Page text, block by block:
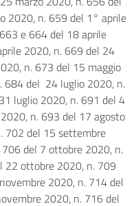
2020, n. 659 del 1° aprile
e 664 del 18 aprile
2020, n. 669 del 24
n. 673 del 15 maggio
684 del 24 luglio 2020, n.
luglio 2020, n. 691 del 4
n. 693 del 17 agosto
702 del 15 settembre
del 7 ottobre 2020, n.
22 ottobre 2020, n. 709
2020, n. 714 del
2020, n. 716 del